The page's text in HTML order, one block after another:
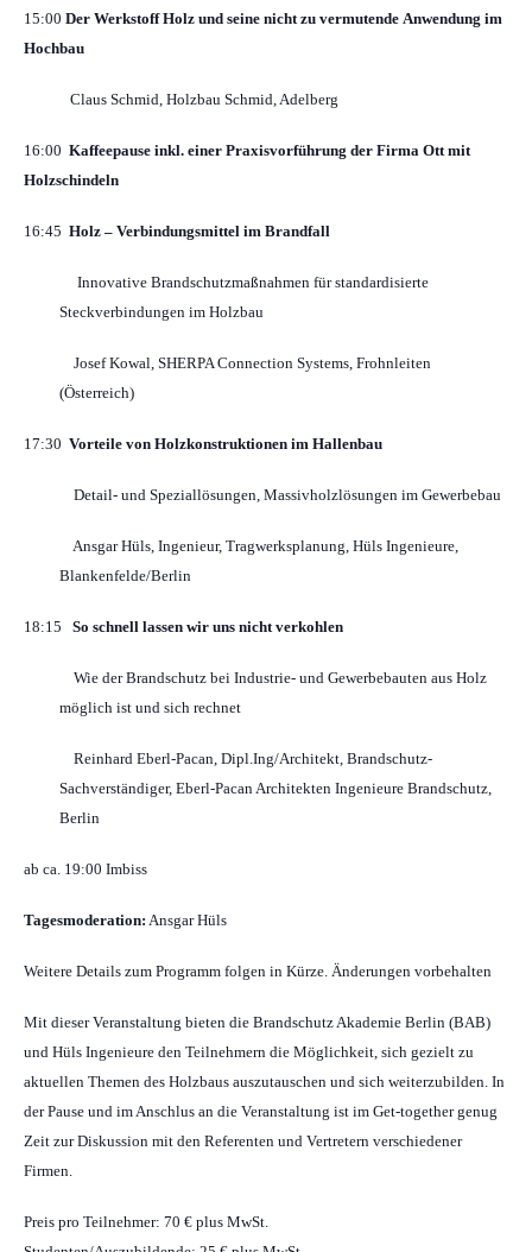
15:00 Der Werkstoff Holz und seine nicht zu vermutende Anwendung im
Hochbau
Claus Schmid, Holzbau Schmid, Adelberg
16:00 Kaffeepause inkl. einer Praxisvorführung der Firma Ott mit
Holzschindeln
16:45 Holz – Verbindungsmittel im Brandfall
Innovative Brandschutzmaßnahmen für standardisierte
Steckverbindungen im Holzbau
Josef Kowal, SHERPA Connection Systems, Frohnleiten
(Österreich)
17:30 Vorteile von Holzkonstruktionen im Hallenbau
Detail- und Speziallösungen, Massivholzlösungen im Gewerbebau
Ansgar Hüls, Ingenieur, Tragwerksplanung, Hüls Ingenieure,
Blankenfelde/Berlin
18:15 So schnell lassen wir uns nicht verkohlen
Wie der Brandschutz bei Industrie- und Gewerbebauten aus Holz
möglich ist und sich rechnet
Reinhard Eberl-Pacan, Dipl.Ing/Architekt, Brandschutz-
Sachverständiger, Eberl-Pacan Architekten Ingenieure Brandschutz,
Berlin
ab ca. 19:00 Imbiss
Tagesmoderation: Ansgar Hüls
Weitere Details zum Programm folgen in Kürze. Änderungen vorbehalten
Mit dieser Veranstaltung bieten die Brandschutz Akademie Berlin (BAB)
und Hüls Ingenieure den Teilnehmern die Möglichkeit, sich gezielt zu
aktuellen Themen des Holzbaus auszutauschen und sich weiterzubilden. In
der Pause und im Anschlus an die Veranstaltung ist im Get-together genug
Zeit zur Diskussion mit den Referenten und Vertretern verschiedener
Firmen.
Preis pro Teilnehmer: 70 € plus MwSt.